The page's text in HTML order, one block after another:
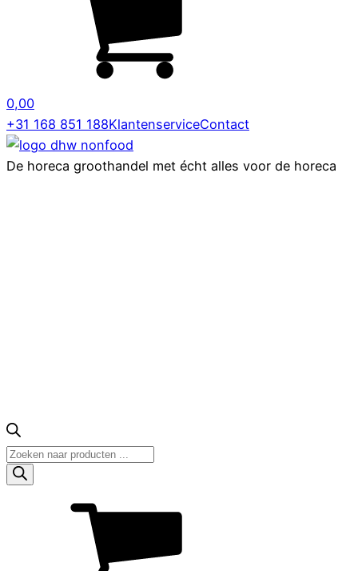
0,00
+31 168 851 188KlantenserviceContact
De horeca groothandel met écht alles voor de horeca
Producten
zoeken